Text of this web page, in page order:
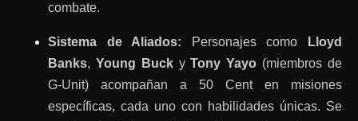
combate.
Sistema de Aliados: Personajes como
Lloyd
Banks, Young BuckyTony Yayo (miembros de
G-Unit) acompañan a 50 Cent en misiones
específicas, cada uno con habilidades únicas. Se